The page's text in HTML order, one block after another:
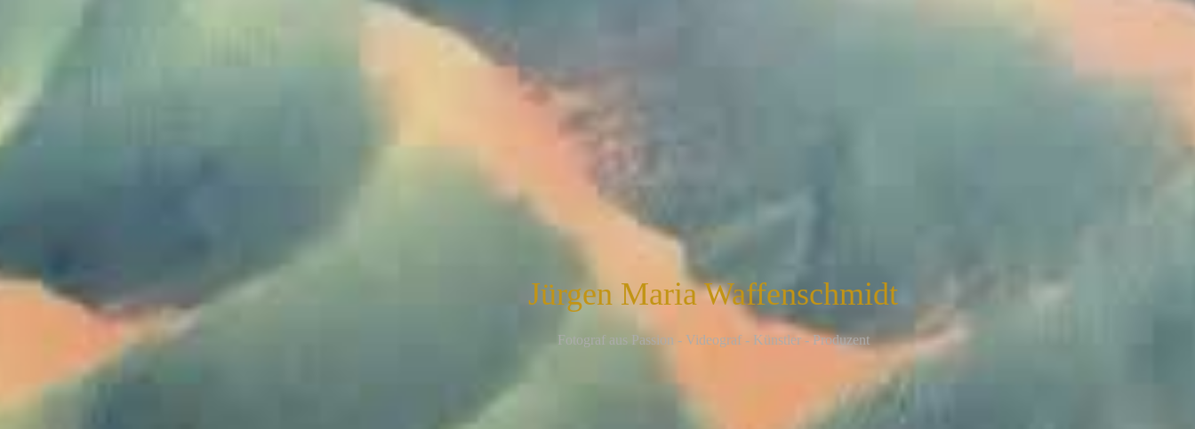
Jürgen Maria Waffenschmidt
Fotograf aus Passion - Videograf - Künstler - Produzent